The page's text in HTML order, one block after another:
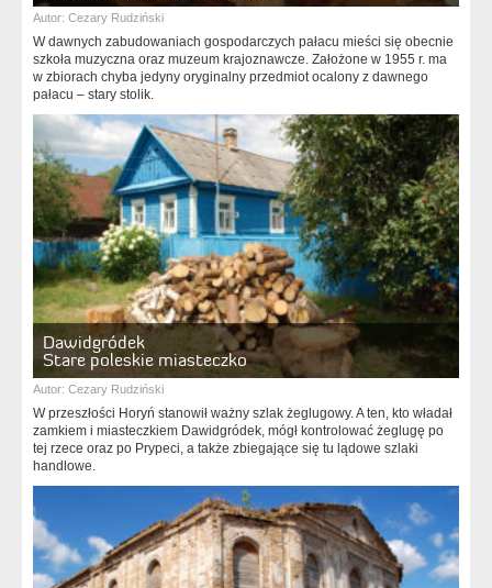
Autor: Cezary Rudziński
W dawnych zabudowaniach gospodarczych pałacu mieści się obecnie
szkoła muzyczna oraz muzeum krajoznawcze. Założone w 1955 r. ma
w zbiorach chyba jedyny oryginalny przedmiot ocalony z dawnego
pałacu – stary stolik.
Dawidgródek
Stare poleskie miasteczko
Autor: Cezary Rudziński
W przeszłości Horyń stanowił ważny szlak żeglugowy. A ten, kto władał
zamkiem i miasteczkiem Dawidgródek, mógł kontrolować żeglugę po
tej rzece oraz po Prypeci, a także zbiegające się tu lądowe szlaki
handlowe.